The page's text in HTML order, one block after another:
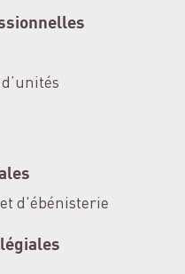
d'ébénisterie